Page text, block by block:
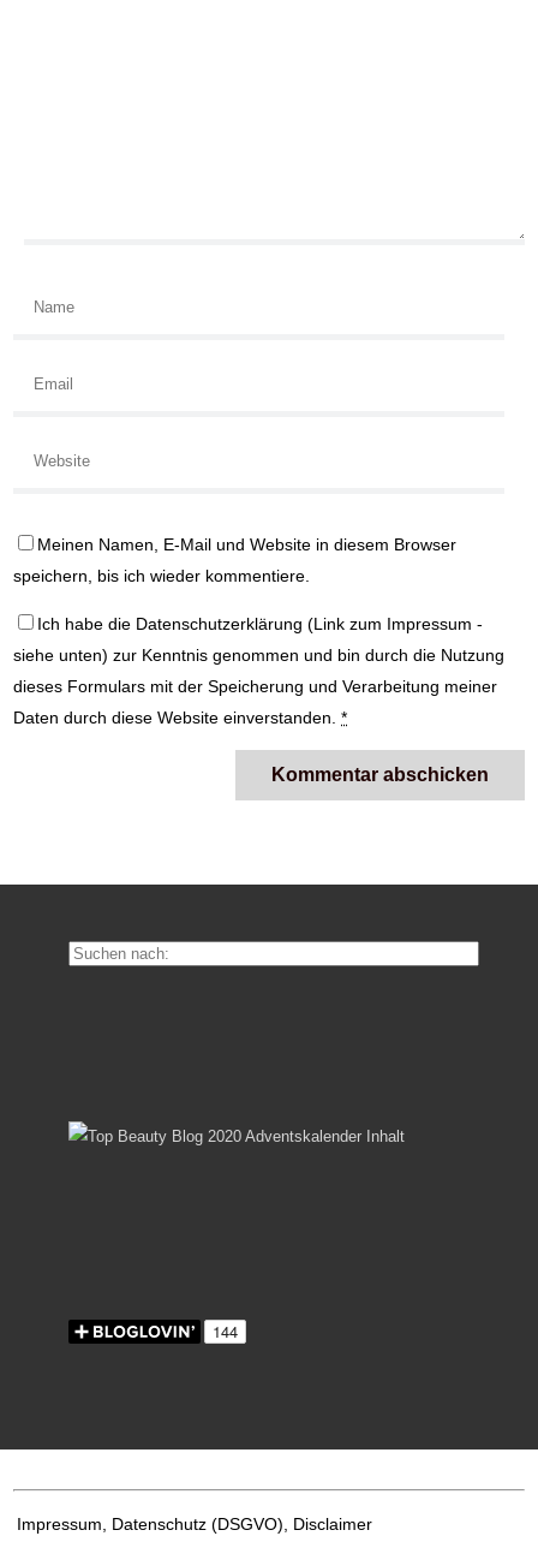
Meinen Namen, E-Mail und Website in diesem Browser
speichern, bis ich wieder kommentiere.
Ich habe die Datenschutzerklärung (Link zum Impressum -
siehe unten) zur Kenntnis genommen und bin durch die Nutzung
dieses Formulars mit der Speicherung und Verarbeitung meiner
Daten durch diese Website einverstanden.*
Impressum, Datenschutz (DSGVO), Disclaimer